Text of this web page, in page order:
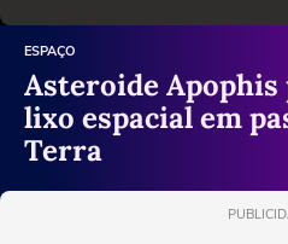
ESPAÇO
Asteroide
lixo espacial em
Terra